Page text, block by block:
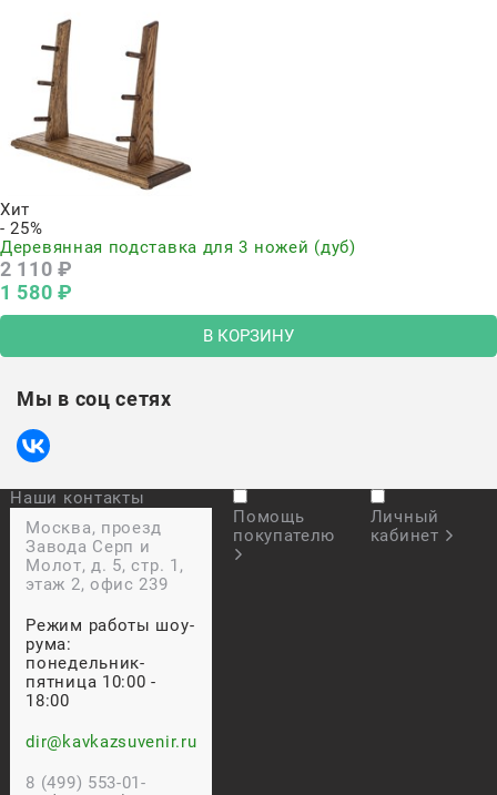
Хит
- 25%
Деревянная подставка для 3 ножей (дуб)
2 110 ₽
1 580 ₽
В КОРЗИНУ
Мы в соц сетях
Наши контакты
Москва, проезд
Завода Серп и
Молот, д. 5, стр. 1,
этаж 2, офис 239
Режим работы шоу-
рума:
понедельник-
пятница 10:00 -
18:00
dir@kavkazsuvenir.ru
8 (499) 553-01-
Помощь
покупателю
Личный
кабинет